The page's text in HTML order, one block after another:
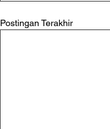
Postingan Terakhir